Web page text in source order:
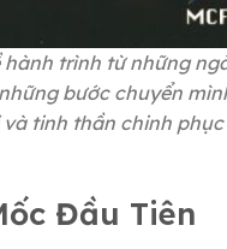
trình từ những
bước chuyển
tinh thần chinh
Đầu Tiên